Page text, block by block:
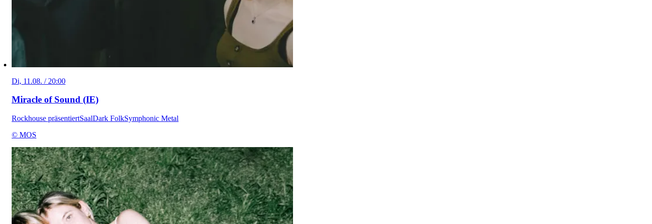
Di, 11.08. / 20:00
Miracle of Sound (IE)
Rockhouse präsentiertSaalDark FolkSymphonic Metal
© MOS